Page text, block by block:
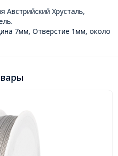
Австрийский Хрусталь,
7мм, Отверстие 1мм, около